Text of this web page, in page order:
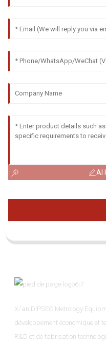
AI
Xi'an DIPSEC Metrology
développement économique et
R&D et de fabrication